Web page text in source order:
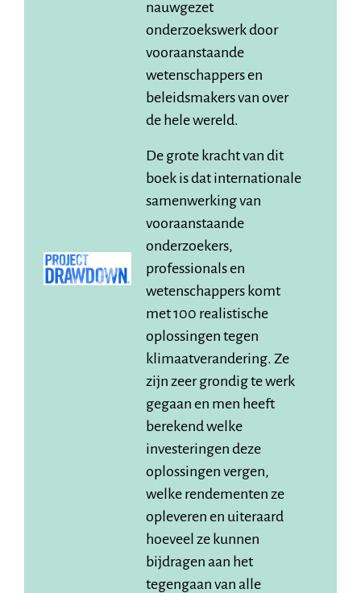
nauwgezet
onderzoekswerk door
vooraanstaande
wetenschappers en
beleidsmakers van over
de hele wereld.
De grote kracht van dit
boek is dat internationale
samenwerking van
vooraanstaande
onderzoekers,
professionals en
wetenschappers komt
met 100 realistische
oplossingen tegen
klimaatverandering. Ze
zijn zeer grondig te werk
gegaan en men heeft
berekend welke
investeringen deze
oplossingen vergen,
welke rendementen ze
opleveren en uiteraard
hoeveel ze kunnen
bijdragen aan het
tegengaan van alle